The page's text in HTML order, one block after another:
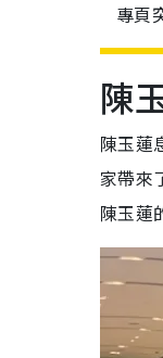
專頁
陳
陳玉蓮
家帶來
陳玉蓮